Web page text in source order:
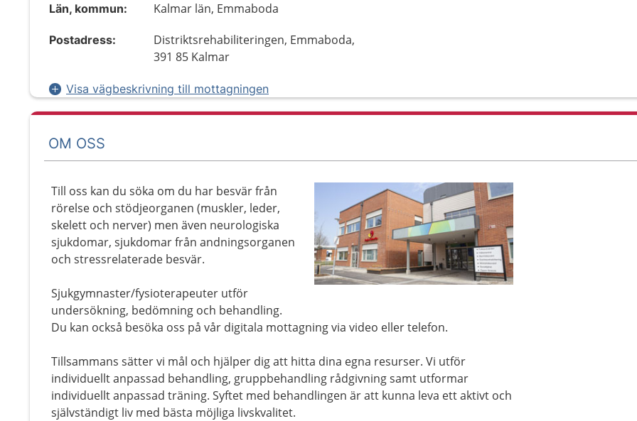
Län, kommun: Kalmar län, Emmaboda
Postadress:
Distriktsrehabiliteringen, Emmaboda,
391 85 Kalmar
Visa vägbeskrivning till mottagningen
OM OSS
Till oss kan du söka om du har besvär från
rörelse och stödjeorganen (muskler, leder,
skelett och nerver) men även neurologiska
sjukdomar, sjukdomar från andningsorganen
och stressrelaterade besvär.
Sjukgymnaster/fysioterapeuter utför
undersökning, bedömning och behandling.
Du kan också besöka oss på vår digitala mottagning via video eller telefon.
Tillsammans sätter vi mål och hjälper dig att hitta dina egna resurser. Vi utför
individuellt anpassad behandling, gruppbehandling rådgivning samt utformar
individuellt anpassad träning. Syftet med behandlingen är att kunna leva ett aktivt och
självständigt liv med bästa möjliga livskvalitet.